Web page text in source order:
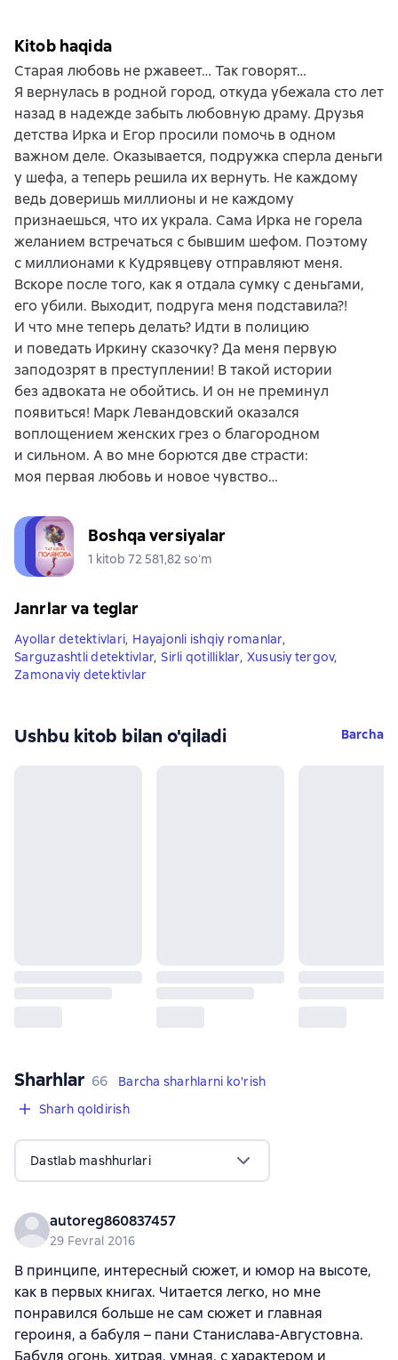
Kitob haqida
Старая любовь не ржавеет… Так говорят…
Я вернулась в родной город, откуда убежала сто лет
назад в надежде забыть любовную драму. Друзья
детства Ирка и Егор просили помочь в одном
важном деле. Оказывается, подружка сперла деньги
у шефа, а теперь решила их вернуть. Не каждому
ведь доверишь миллионы и не каждому
признаешься, что их украла. Сама Ирка не горела
желанием встречаться с бывшим шефом. Поэтому
с миллионами к Кудрявцеву отправляют меня.
Вскоре после того, как я отдала сумку с деньгами,
его убили. Выходит, подруга меня подставила?!
И что мне теперь делать? Идти в полицию
и поведать Иркину сказочку? Да меня первую
заподозрят в преступлении! В такой истории
без адвоката не обойтись. И он не преминул
появиться! Марк Левандовский оказался
воплощением женских грез о благородном
и сильном. А во мне борются две страсти:
моя первая любовь и новое чувство…
Boshqa versiyalar
1 kitob 72 581,82 soʻm
Janrlar va teglar
Ayollar detektivlari, Hayajonli ishqiy romanlar,
Sarguzashtli detektivlar, Sirli qotilliklar, Xususiy tergov,
Zamonaviy detektivlar
Ushbu kitob bilan o'qiladi Barcha
Sharhlar 66 sharhlar
66
Barcha sharhlarni ko'rish
Sharh qoldirish
Dastlab mashhurlari
autoreg860837457
29 Fevral 2016
В принципе, интересный сюжет, и юмор на высоте,
как в первых книгах. Читается легко, но мне
понравился больше не сам сюжет и главная
героиня, а бабуля – пани Станислава-Августовна.
Бабуля огонь, хитрая, умная, с характером и